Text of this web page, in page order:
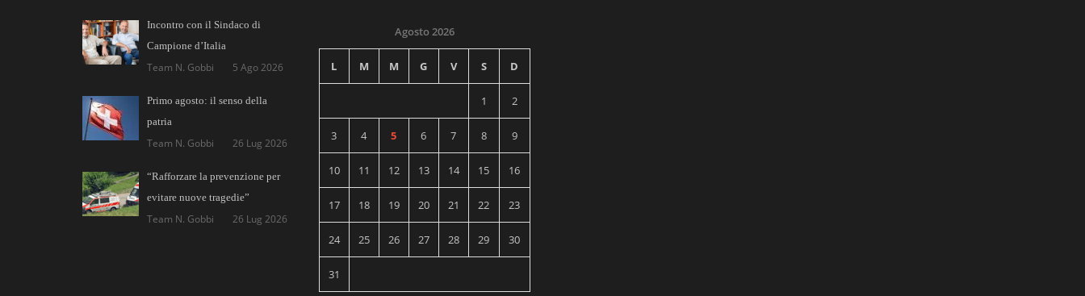
Incontro con il Sindaco di
Campione d’Italia
Team N. Gobbi 5 Ago 2026
Primo agosto: il senso della
patria
Team N. Gobbi 26 Lug 2026
“Rafforzare la prevenzione per
evitare nuove tragedie”
Team N. Gobbi 26 Lug 2026
Agosto 2026
L M M G V S D
1 2
3 4 5 6 7 8 9
10 11 12 13 14 15 16
17 18 19 20 21 22 23
24 25 26 27 28 29 30
31